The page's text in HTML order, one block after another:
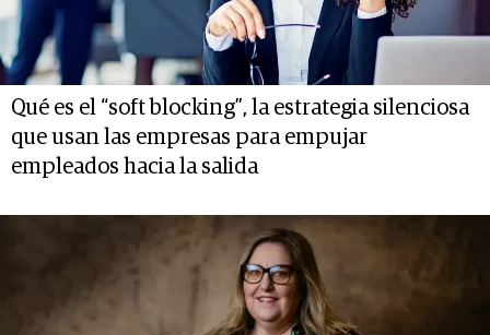
Qué es el “soft blocking”, la estrategia silenciosa
que usan las empresas para empujar
empleados hacia la salida